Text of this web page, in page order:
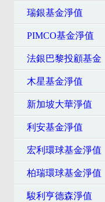
瑞銀基金淨值
PIMCO基金淨值
法銀巴黎投顧基金
木星基金淨值
新加坡大華淨值
利安基金淨值
宏利環球基金淨值
柏瑞環球基金淨值
駿利亨德森淨值